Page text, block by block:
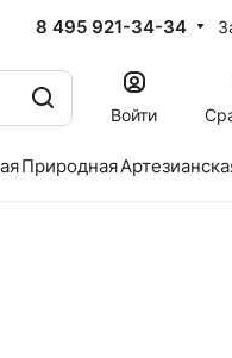
8 495 921-34-34
Войти
Природная